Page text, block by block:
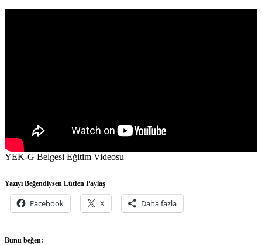
YEK-G Belgesi Eğitim Videosu
Yazıyı Beğendiysen Lütfen Paylaş
Facebook X Daha fazla
Bunu beğen: